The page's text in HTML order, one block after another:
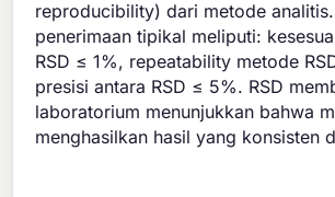
reproducibility) dari metode
penerimaan tipikal meliputi:
RSD ≤ 1%, repeatability metode
presisi antara RSD ≤ 5%. RSD
laboratorium menunjukkan bahwa
menghasilkan hasil yang konsisten